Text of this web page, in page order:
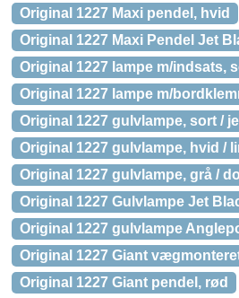
Original 1227 Maxi pendel, hvid
Original 1227 Maxi Pendel Jet
Original 1227 lampe m/indsats,
Original 1227 lampe m/
Original 1227 gulvlampe, sort /
Original 1227 gulvlampe, hvid /
Original 1227 gulvlampe, grå /
Original 1227 Gulvlampe Jet
Original 1227 gulvlampe
Original 1227 Giant
Original 1227 Giant pendel, rød